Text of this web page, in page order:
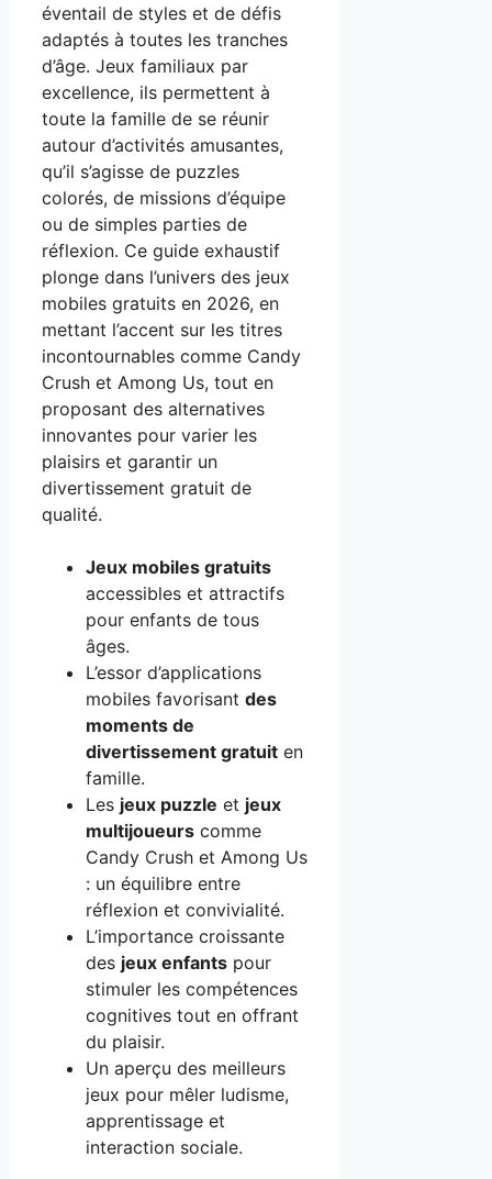
éventail de styles et de défis
adaptés à toutes les tranches
d’âge. Jeux familiaux par
excellence, ils permettent à
toute la famille de se réunir
autour d’activités amusantes,
qu’il s’agisse de puzzles
colorés, de missions d’équipe
ou de simples parties de
réflexion. Ce guide exhaustif
plonge dans l’univers des jeux
mobiles gratuits en 2026, en
mettant l’accent sur les titres
incontournables comme Candy
Crush et Among Us, tout en
proposant des alternatives
innovantes pour varier les
plaisirs et garantir un
divertissement gratuit de
qualité.
Jeux mobiles gratuits
accessibles et attractifs
pour enfants de tous
âges.
L’essor d’applications
mobiles favorisant des
moments de
divertissement gratuit en
famille.
Les jeux puzzle et jeux
multijoueurs comme
Candy Crush et Among Us
: un équilibre entre
réflexion et convivialité.
L’importance croissante
des jeux enfants pour
stimuler les compétences
cognitives tout en offrant
du plaisir.
Un aperçu des meilleurs
jeux pour mêler ludisme,
apprentissage et
interaction sociale.